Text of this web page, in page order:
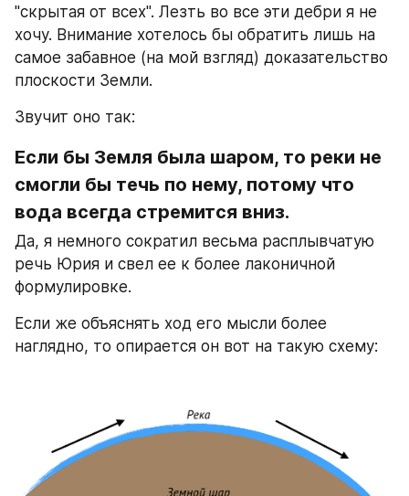
"скрытая от всех". Лезть во все эти дебри я не
хочу. Внимание хотелось бы обратить лишь на
самое забавное (на мой взгляд) доказательство
плоскости Земли.
Звучит оно так:
Если бы Земля была шаром, то реки не
смогли бы течь по нему, потому что
вода всегда стремится вниз.
Да, я немного сократил весьма расплывчатую
речь Юрия и свел ее к более лаконичной
формулировке.
Если же объяснять ход его мысли более
наглядно, то опирается он вот на такую схему: